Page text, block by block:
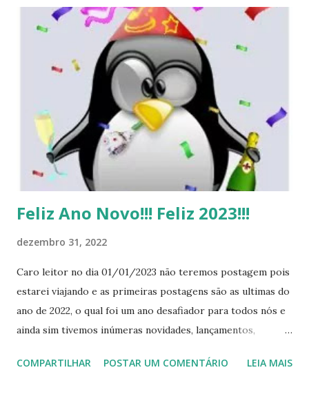
Feliz Ano Novo!!! Feliz 2023!!!
dezembro 31, 2022
Caro leitor no dia 01/01/2023 não teremos postagem pois
estarei viajando e as primeiras postagens são as ultimas do
ano de 2022, o qual foi um ano desafiador para todos nós e
ainda sim tivemos inúmeras novidades, lançamentos,
um Feliz Ano Novo e agradecer pelos mais de 800.000
COMPARTILHAR POSTAR UM COMENTÁRIO LEIA MAIS